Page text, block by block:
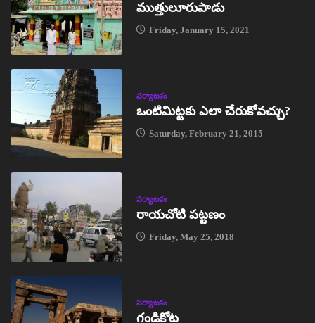
ముత్తులూరుపాడు
Friday, January 15, 2021
పర్యాటకం
ఒంటిమిట్టకు ఎలా చేరుకోవచ్చు?
Saturday, February 21, 2015
పర్యాటకం
రాయచోటి పట్టణం
Friday, May 25, 2018
పర్యాటకం
గండికోట